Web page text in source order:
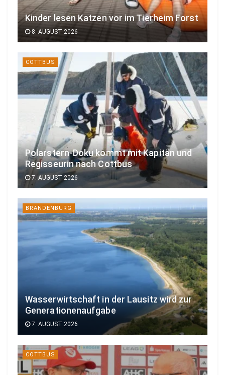
Kinder lesen Katzen vor im Tierheim Forst
8. AUGUST 2026
COTTBUS
Polarstern-Doku kommt mit Kapitän und
Regisseurin nach Cottbus
7. AUGUST 2026
BRANDENBURG
Wasserwirtschaft in der Lausitz wird zur
Generationenaufgabe
7. AUGUST 2026
COTTBUS